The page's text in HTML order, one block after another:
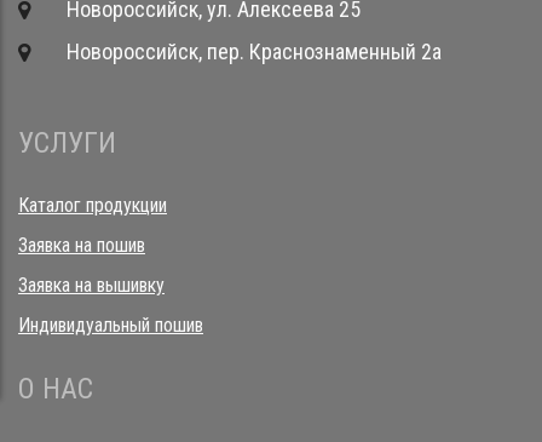
Новороссийск, ул. Алексеева 25
Новороссийск, пер. Краснознаменный 2а
УСЛУГИ
Каталог продукции
Заявка на пошив
Заявка на вышивку
Индивидуальный пошив
О НАС